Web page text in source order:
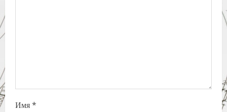
Имя*